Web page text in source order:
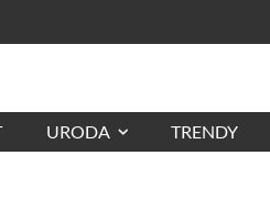
URODA TRENDY